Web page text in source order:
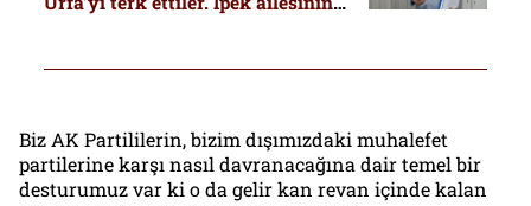
Biz AK Partililerin, bizim dışımızdaki muhalefet
partilerine karşı nasıl davranacağına dair temel bir
desturumuz var ki o da gelir kan revan içinde kalan